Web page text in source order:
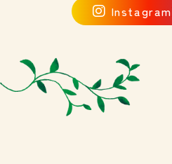
Instagram